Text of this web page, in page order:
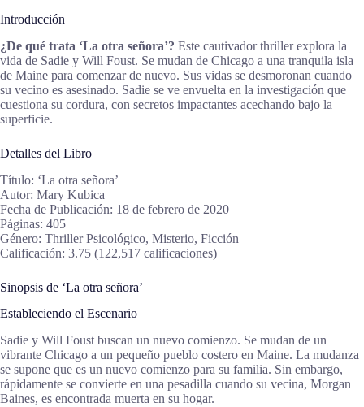
Introducción
¿De qué trata ‘La otra señora’? Este cautivador thriller explora la
vida de Sadie y Will Foust. Se mudan de Chicago a una tranquila isla
de Maine para comenzar de nuevo. Sus vidas se desmoronan cuando
su vecino es asesinado. Sadie se ve envuelta en la investigación que
cuestiona su cordura, con secretos impactantes acechando bajo la
superficie.
Detalles del Libro
Título: ‘La otra señora’
Autor: Mary Kubica
Fecha de Publicación: 18 de febrero de 2020
Páginas: 405
Género: Thriller Psicológico, Misterio, Ficción
Calificación: 3.75 (122,517 calificaciones)
Sinopsis de ‘La otra señora’
Estableciendo el Escenario
Sadie y Will Foust buscan un nuevo comienzo. Se mudan de un
vibrante Chicago a un pequeño pueblo costero en Maine. La mudanza
se supone que es un nuevo comienzo para su familia. Sin embargo,
rápidamente se convierte en una pesadilla cuando su vecina, Morgan
Baines, es encontrada muerta en su hogar.